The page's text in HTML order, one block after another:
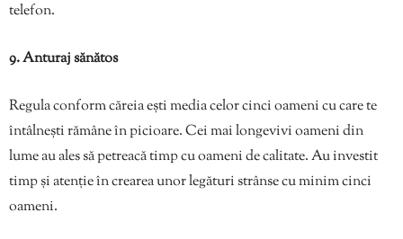
telefon.
9. Anturaj sănătos
Regula conform căreia ești media celor cinci oameni cu care te
întâlnești rămâne în picioare. Cei mai longevivi oameni din
lume au ales să petreacă timp cu oameni de calitate. Au investit
timp și atenție în crearea unor legături strânse cu minim cinci
oameni.